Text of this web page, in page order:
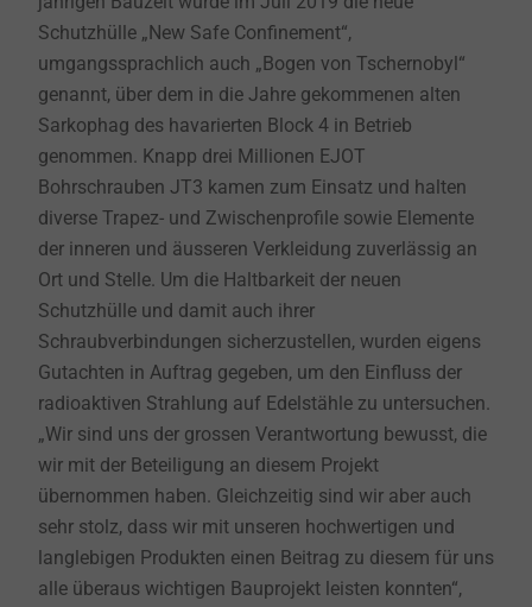
Schutzhülle „New Safe Confinement“,
umgangssprachlich auch „Bogen von Tschernobyl“
genannt, über dem in die Jahre gekommenen alten
Sarkophag des havarierten Block 4 in Betrieb
genommen. Knapp drei Millionen EJOT
Bohrschrauben JT3 kamen zum Einsatz und halten
diverse Trapez- und Zwischenprofile sowie Elemente
der inneren und äusseren Verkleidung zuverlässig an
Ort und Stelle. Um die Haltbarkeit der neuen
Schutzhülle und damit auch ihrer
Schraubverbindungen sicherzustellen, wurden eigens
Gutachten in Auftrag gegeben, um den Einfluss der
radioaktiven Strahlung auf Edelstähle zu untersuchen.
„Wir sind uns der grossen Verantwortung bewusst, die
wir mit der Beteiligung an diesem Projekt
übernommen haben. Gleichzeitig sind wir aber auch
sehr stolz, dass wir mit unseren hochwertigen und
langlebigen Produkten einen Beitrag zu diesem für uns
alle überaus wichtigen Bauprojekt leisten konnten“,